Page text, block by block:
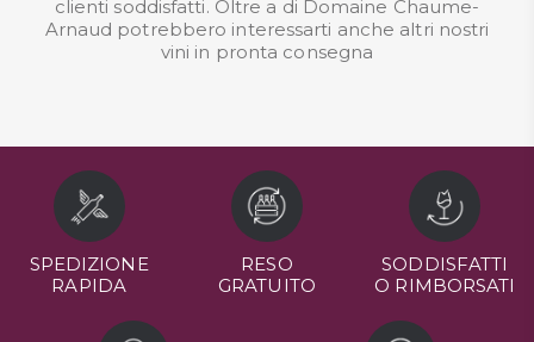
clienti soddisfatti. Oltre a di Domaine Chaume-
Arnaud potrebbero interessarti anche altri nostri
vini in pronta consegna
SPEDIZIONE
RAPIDA
RESO
GRATUITO
SODDISFATTI
O RIMBORSATI